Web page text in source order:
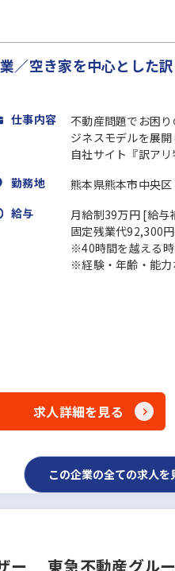
／空き家を中心とした
仕事内容
不動産問題でお困
ジネスモデルを展開
自社サイト『訳ア
勤務地
熊本県熊本市中央区
給与
月給制39万円 [給
固定残業代92,300
※40時間を越える時
※経験・年齢・能力
求人詳細を見る
この企業の全ての求人
ザー 東急不動産グル